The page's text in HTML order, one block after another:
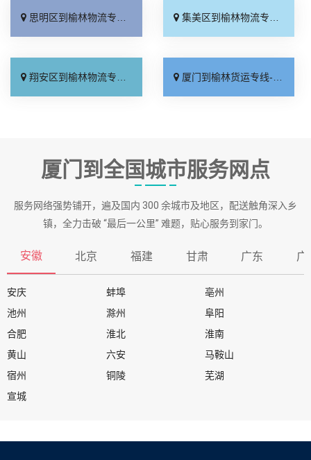
思明区到榆林物流专线_运价实惠「准时到货」 集美区到榆林物流专线_保证时效「高效运输」
翔安区到榆林物流专线_要几天到「直达到站」 厦门到榆林货运专线-厦门到榆林物流公司_定点发车「实时跟踪 」
厦门到全国城市服务网点
服务网络强势铺开，遍及国内 300 余城市及地区，配送触角深入乡
镇，全力击破 “最后一公里” 难题，贴心服务到家门。
安徽 北京 福建 甘肃 广东 广
安庆 蚌埠
亳州
池州
滁州
阜阳
合肥
淮北
淮南
黄山
六安
马鞍山
宿州
铜陵
芜湖
宣城